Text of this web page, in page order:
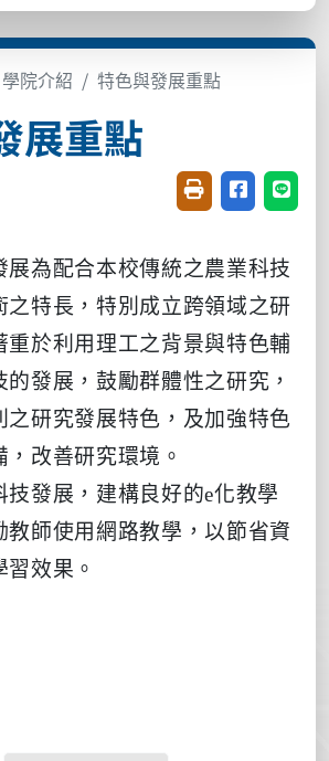
學院介紹 特色與發展重點
展重點
友善列印(開新視
分享至臉書
分享
展為配合本校傳統之農業科技
之特長，特別成立跨領域之研
重於利用理工之背景與特色輔
的發展，鼓勵群體性之研究，
之研究發展特色，及加強特色
，改善研究環境。
技發展，建構良好的e化教學
教師使用網路教學，以節省資
效果。